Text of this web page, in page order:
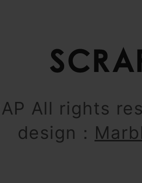
All rights
design：